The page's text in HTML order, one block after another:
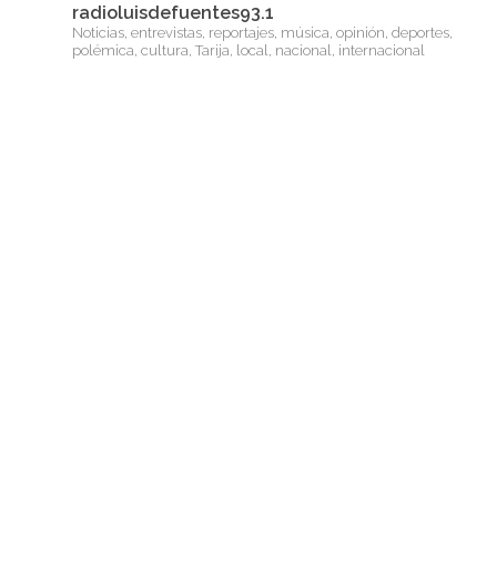
radioluisdefuentes93.1
Noticias, entrevistas, reportajes, música, opinión, deportes,
polémica, cultura, Tarija, local, nacional, internacional